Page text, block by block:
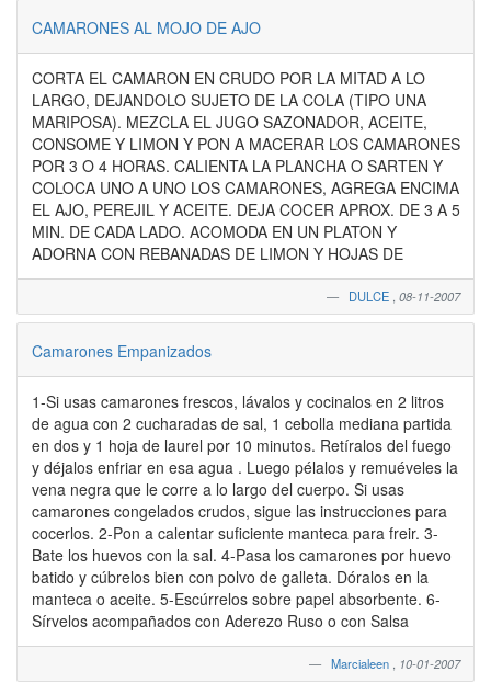
CAMARONES AL MOJO DE AJO
CORTA EL CAMARON EN CRUDO POR LA MITAD A LO
LARGO, DEJANDOLO SUJETO DE LA COLA (TIPO UNA
MARIPOSA). MEZCLA EL JUGO SAZONADOR, ACEITE,
CONSOME Y LIMON Y PON A MACERAR LOS CAMARONES
POR 3 O 4 HORAS. CALIENTA LA PLANCHA O SARTEN Y
COLOCA UNO A UNO LOS CAMARONES, AGREGA ENCIMA
EL AJO, PEREJIL Y ACEITE. DEJA COCER APROX. DE 3 A 5
MIN. DE CADA LADO. ACOMODA EN UN PLATON Y
ADORNA CON REBANADAS DE LIMON Y HOJAS DE
DULCE 08-11-2007
Camarones Empanizados
1-Si usas camarones frescos, lávalos y cocinalos en 2 litros
de agua con 2 cucharadas de sal, 1 cebolla mediana partida
en dos y 1 hoja de laurel por 10 minutos. Retíralos del fuego
y déjalos enfriar en esa agua . Luego pélalos y remuéveles la
vena negra que le corre a lo largo del cuerpo. Si usas
camarones congelados crudos, sigue las instrucciones para
cocerlos. 2-Pon a calentar suficiente manteca para freir. 3-
Bate los huevos con la sal. 4-Pasa los camarones por huevo
batido y cúbrelos bien con polvo de galleta. Dóralos en la
manteca o aceite. 5-Escúrrelos sobre papel absorbente. 6-
Sírvelos acompañados con Aderezo Ruso o con Salsa
Marcialeen 10-01-2007